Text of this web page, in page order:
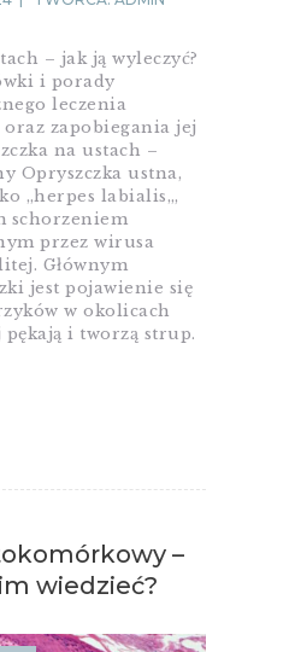
– jak ją wyleczyć?
i porady
leczenia
zapobiegania jej
na ustach –
Opryszczka ustna,
„herpes labialis„,
schorzeniem
przez wirusa
Głównym
jest pojawienie się
w okolicach
i tworzą strup.
–
wiedzieć?